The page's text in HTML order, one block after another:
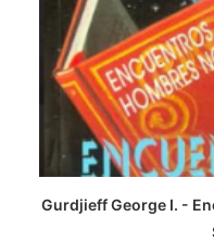
CONTACTO
LOGIN / REGISTER
CART
Gurdjieff George I. -